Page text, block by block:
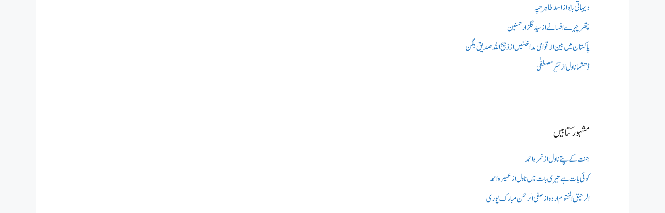
دیہاتی بابو از اسد طاہر جپہ
پتھر چہرے افسانے از سید گلزار حسنین
پاکستان میں بین الاقوامی مداخلتیں از ذبیح اللہ صدیق بلگن
ڈھشما ناول از نئیر مصطفٰی
مشہور کتابیں
جنت کے پتے ناول از نمرہ احمد
کوئی بات ہے تیری بات میں ناول از عمیرہ احمد
الرحیق المختوم اردو از صفی الرحمن مبارک پوری